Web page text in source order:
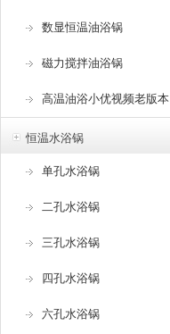
数显恒温油浴锅
磁力搅拌油浴锅
高温油浴小优视频老版本
恒温水浴锅
单孔水浴锅
二孔水浴锅
三孔水浴锅
四孔水浴锅
六孔水浴锅